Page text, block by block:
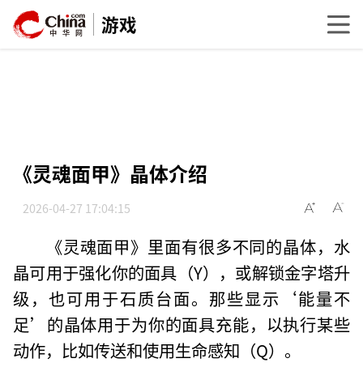
游戏
《灵魂面甲》晶体介绍
2026-04-27 17:04:15
《灵魂面甲》里面有很多不同的晶体，水
晶可用于强化你的面具（Y），或解锁金字塔升
级，也可用于石质台面。那些显示‘能量不
足’的晶体用于为你的面具充能，以执行某些
动作，比如传送和使用生命感知（Q）。